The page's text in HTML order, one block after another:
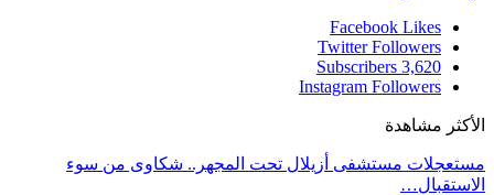
Facebook Likes
Twitter Followers
3,620
Subscribers
Instagram Followers
الأكثر مشاهدة
مستعجلات مستشفى أزيلال تحت المجهر.. شكاوى من سوء
الاستقبال…